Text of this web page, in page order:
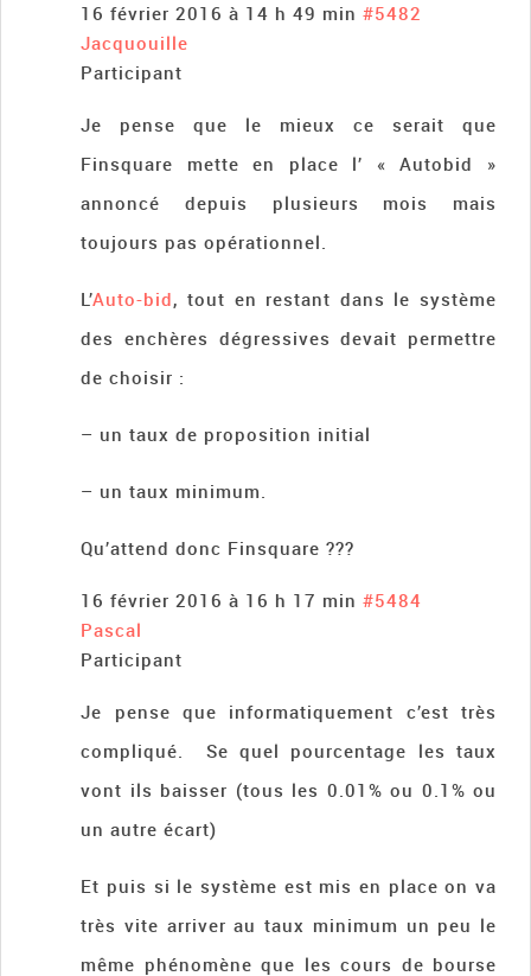
16 février 2016 à 14 h 49 min #5482
Jacquouille
Participant
Je pense que le mieux ce serait que
Finsquare mette en place l’ « Autobid »
annoncé depuis plusieurs mois mais
toujours pas opérationnel.
L’Auto-bid, tout en restant dans le système
des enchères dégressives devait permettre
de choisir :
– un taux de proposition initial
– un taux minimum.
Qu’attend donc Finsquare ???
16 février 2016 à 16 h 17 min #5484
Pascal
Participant
Je pense que informatiquement c’est très
compliqué. Se quel pourcentage les taux
vont ils baisser (tous les 0.01% ou 0.1% ou
un autre écart)
Et puis si le système est mis en place on va
très vite arriver au taux minimum un peu le
même phénomène que les cours de bourse